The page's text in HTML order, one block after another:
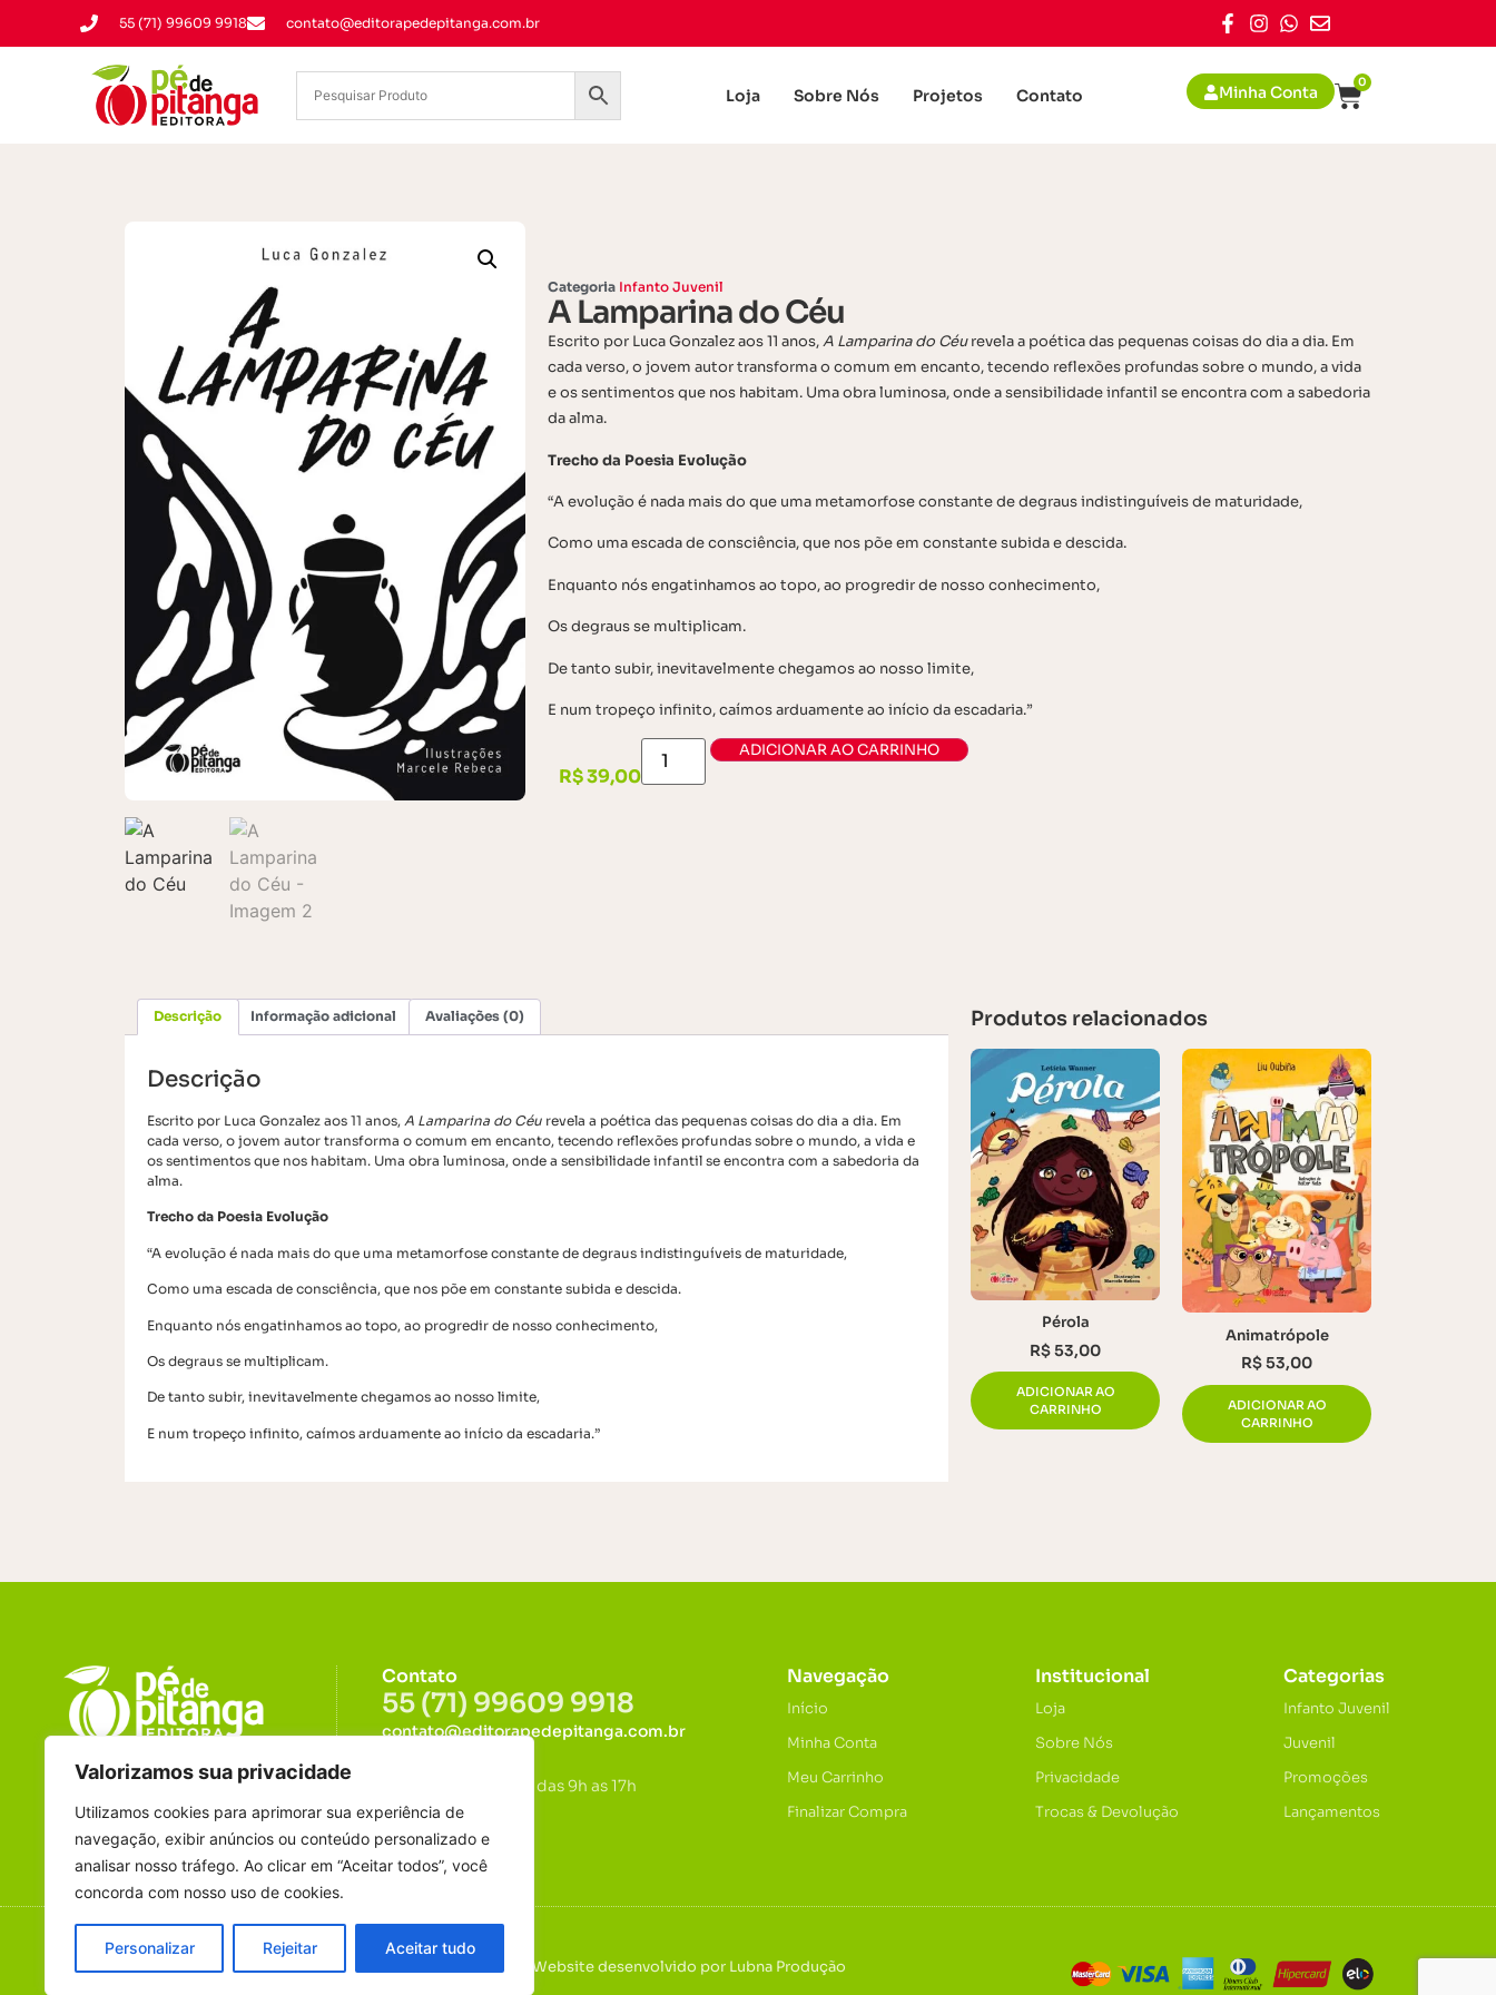
Valorizamos sua privacidade
Utilizamos cookies para aprimorar sua experiência de
navegação, exibir anúncios ou conteúdo personalizado e
analisar nosso tráfego. Ao clicar em “Aceitar todos”, você
concorda com nosso uso de cookies.
Personalizar Rejeitar Aceitar tudo
55 (71) 99609 9918 contato@editorapedepitanga.com.br
Loja Sobre Nós Projetos Contato Minha Conta
0
Categoria Infanto Juvenil
A Lamparina do Céu
Escrito por Luca Gonzalez aos 11 anos,A Lamparina do Céurevela a poética das pequenas coisas do dia a dia. Em
cada verso, o jovem autor transforma o comum em encanto, tecendo reflexões profundas sobre o mundo, a vida
e os sentimentos que nos habitam. Uma obra luminosa, onde a sensibilidade infantil se encontra com a sabedoria
da alma.
Trecho da Poesia Evolução
“A evolução é nada mais do que uma metamorfose constante de degraus indistinguíveis de maturidade,
Como uma escada de consciência, que nos põe em constante subida e descida.
Enquanto nós engatinhamos ao topo, ao progredir de nosso conhecimento,
Os degraus se multiplicam.
De tanto subir, inevitavelmente chegamos ao nosso limite,
E num tropeço infinito, caímos arduamente ao início da escadaria.”
R$39,00
ADICIONAR AO CARRINHO
Descrição Informação adicional Avaliações (0)
Descrição
Escrito por Luca Gonzalez aos 11 anos, A Lamparina do Céu revela a poética das pequenas coisas do dia a dia. Em
cada verso, o jovem autor transforma o comum em encanto, tecendo reflexões profundas sobre o mundo, a vida e
os sentimentos que nos habitam. Uma obra luminosa, onde a sensibilidade infantil se encontra com a sabedoria da
alma.
Trecho da Poesia Evolução
“A evolução é nada mais do que uma metamorfose constante de degraus indistinguíveis de maturidade,
Como uma escada de consciência, que nos põe em constante subida e descida.
Enquanto nós engatinhamos ao topo, ao progredir de nosso conhecimento,
Os degraus se multiplicam.
De tanto subir, inevitavelmente chegamos ao nosso limite,
E num tropeço infinito, caímos arduamente ao início da escadaria.”
Produtos relacionados
Pérola
R$53,00
ADICIONAR AO
CARRINHO
Animatrópole
R$53,00
ADICIONAR AO
CARRINHO
através da leitura
Contato
55 (71) 99609 9918
contato@editorapedepitanga.com.br
De segunda a sexta das 9h as 17h
Navegação
Início
Minha Conta
Meu Carrinho
Finalizar Compra
Institucional
Loja
Sobre Nós
Privacidade
Trocas & Devolução
Categorias
Infanto Juvenil
Juvenil
Promoções
Lançamentos
® Todos os Direitos Reservados a Pé de Pitanga Editora | Website desenvolvido por Lubna Produção